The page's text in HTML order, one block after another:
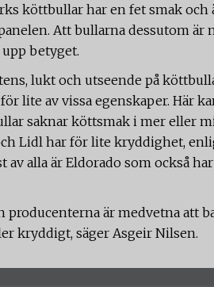
köttbullar har en fet smak och
Att bullarna dessutom är
betyget.
lukt och utseende på
lite av vissa egenskaper. Här
saknar köttsmak i mer eller
Lidl har för lite kryddighet,
av alla är Eldorado som också
är medvetna att
kryddigt, säger Asgeir Nilsen.